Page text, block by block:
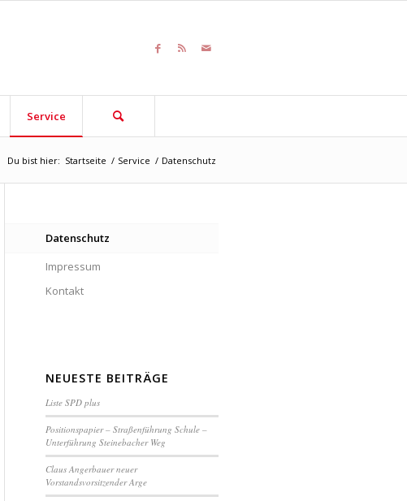
Service
Du bist hier: Startseite / Service / Datenschutz
Datenschutz
Impressum
Kontakt
NEUESTE BEITRÄGE
Liste SPD plus
Positionspapier – Straßenführung Schule –
Unterführung Steinebacher Weg
Claus Angerbauer neuer
Vorstandsvorsitzender Arge